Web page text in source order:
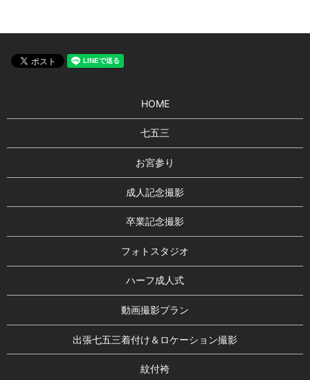
HOME
七五三
お宮参り
成人記念撮影
卒業記念撮影
フォトスタジオ
ハーフ成人式
動画撮影プラン
出張七五三着付け＆ロケーション撮影
紋付袴